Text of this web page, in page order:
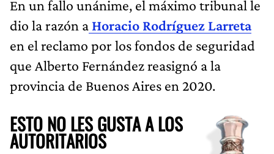
En un fallo unánime, el máximo tribunal le
dio la razón a Horacio Rodríguez Larreta
en el reclamo por los fondos de seguridad
que Alberto Fernández reasignó a la
provincia de Buenos Aires en 2020.
ESTO NO LES GUSTA A LOS
AUTORITARIOS